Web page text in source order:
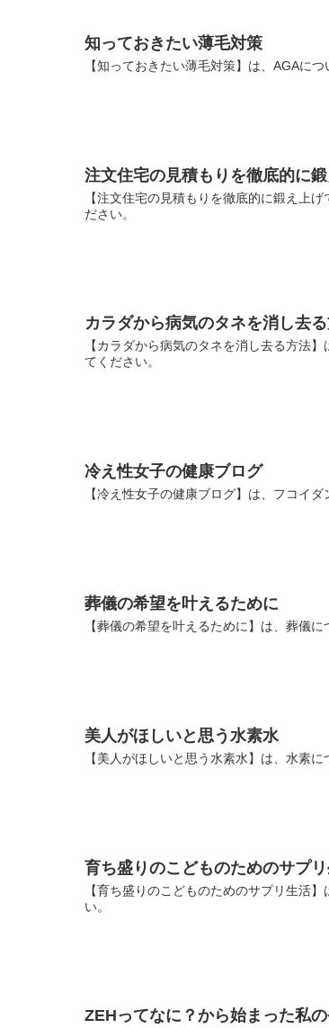
知っておきたい薄毛対策
【知っておきたい薄毛対策】は、AGAに
注文住宅の見積もりを徹底的に
【注文住宅の見積もりを徹底的に鍛え上
ださい。
カラダから病気のタネを消し去
【カラダから病気のタネを消し去る方法
てください。
冷え性女子の健康ブログ
【冷え性女子の健康ブログ】は、フコイ
葬儀の希望を叶えるために
【葬儀の希望を叶えるために】は、葬儀
美人がほしいと思う水素水
【美人がほしいと思う水素水】は、水素
育ち盛りのこどものためのサプ
【育ち盛りのこどものためのサプリ生活
い。
ZEHってなに？から始まった私